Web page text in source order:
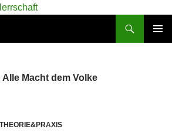
Macht dem Volke
THEORIE&PRAXIS